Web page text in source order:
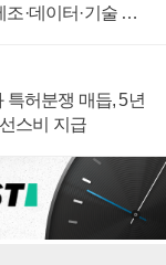
·데이터·기술 결
허분쟁 매듭, 5년
스비 지급